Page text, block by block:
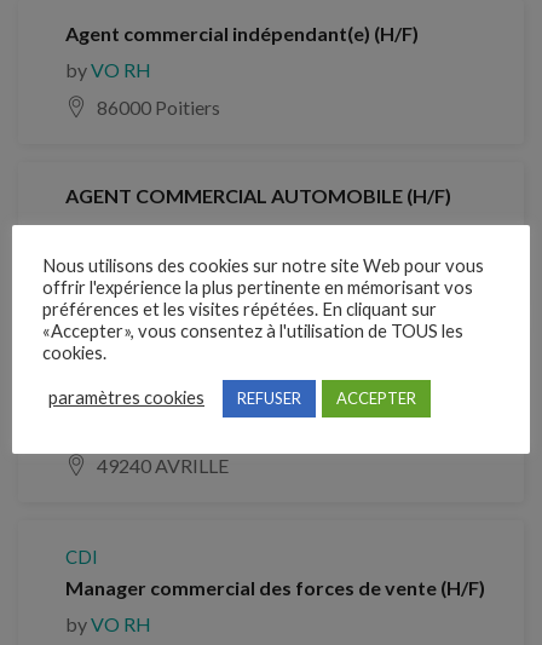
Agent commercial indépendant(e) (H/F)
byVO RH
86000 Poitiers
AGENT COMMERCIAL AUTOMOBILE (H/F)
byVO RH
Indre-et-Loire
CDI
Employé commercial rayon animalerie (H/F)
49240 AVRILLE
CDI
Manager commercial des forces de vente (H/F)
byVO RH
Nous utilisons des cookies sur notre site Web pour vous
offrir l'expérience la plus pertinente en mémorisant vos
préférences et les visites répétées. En cliquant sur
«Accepter», vous consentez à l'utilisation de TOUS les
cookies.
paramètres cookies REFUSER ACCEPTER